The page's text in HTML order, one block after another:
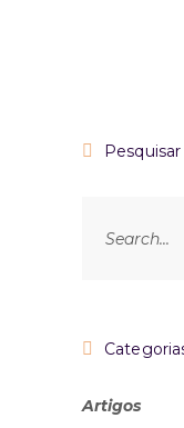
Pesquisar
Artigos